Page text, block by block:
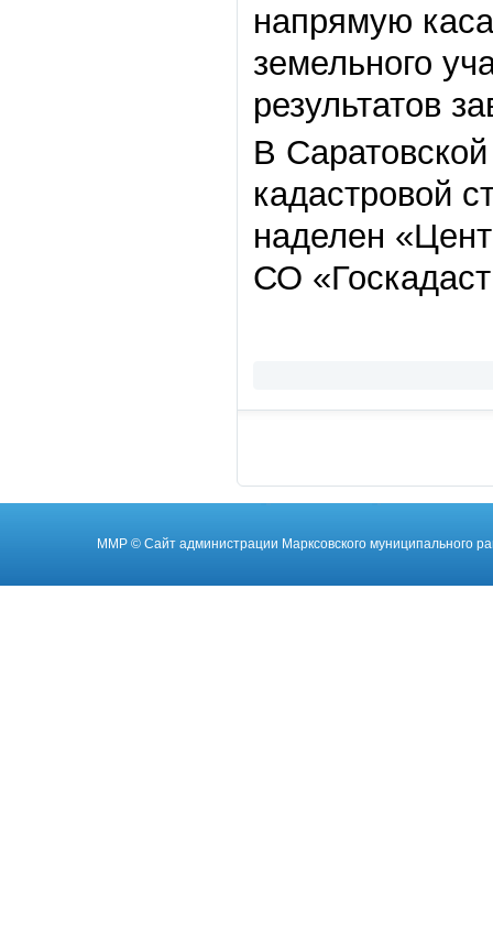
напрямую
земельного
результатов
В
кадастровой
наделен
СО
ММР © Cайт администрации Марксовского муниципального